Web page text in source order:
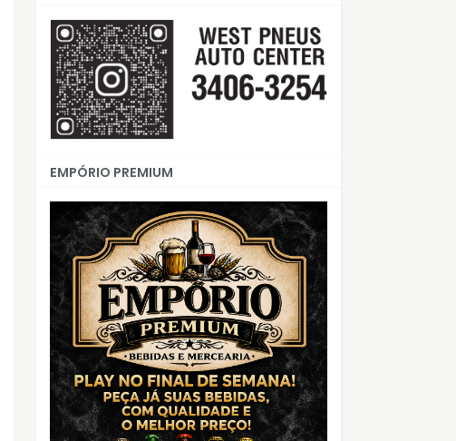
EMPÓRIO PREMIUM